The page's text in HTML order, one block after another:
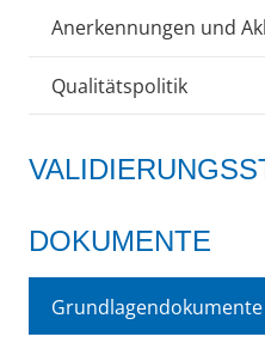
Anerkennungen und
Qualitätspolitik
DOKUMENTE
Grundlagendokumente